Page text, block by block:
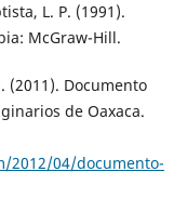
L. P. (1991).
McGraw-Hill.
(2011). Documento
de Oaxaca.
2012/04/documento-